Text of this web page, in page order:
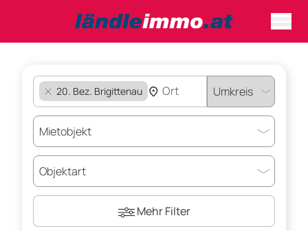
20. Bez. Brigittenau
Mehr Filter